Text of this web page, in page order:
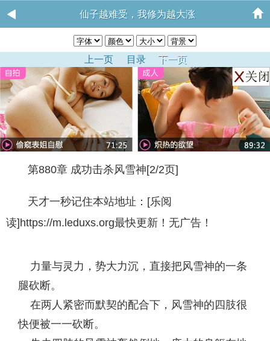
仙子越难受，我修为越大涨
上一页 目录 下一页
第880章 成功击杀风雪神[2/2页]
天才一秒记住本站地址：[乐阅
读]https://m.leduxs.org最快更新！无广告！
力量与灵力，势大力沉，直接把风雪神的一条
腿砍断。
在两人紧密而默契的配合下，风雪神的四肢很
快便被一一砍断。